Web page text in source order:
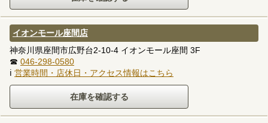
イオンモール座間店
神奈川県座間市広野台2-10-4 イオンモール座間 3F
☎ 046-298-0580
ℹ 営業時間・店休日・アクセス情報はこちら